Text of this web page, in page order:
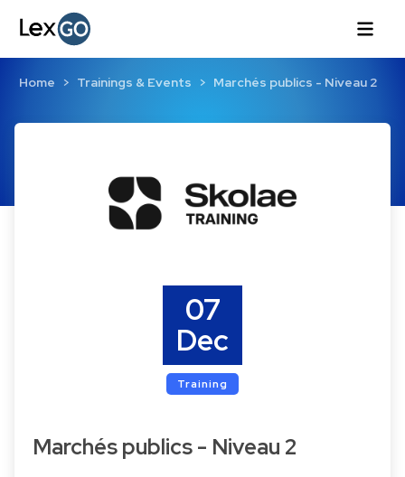
Home Trainings & Events Marchés publics - Niveau 2
Marchés publics - Niveau 2
07
Dec
Training